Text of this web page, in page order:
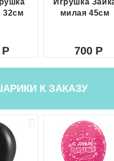
32см
Игрушка
милая 45см
700
К ЗАКАЗУ